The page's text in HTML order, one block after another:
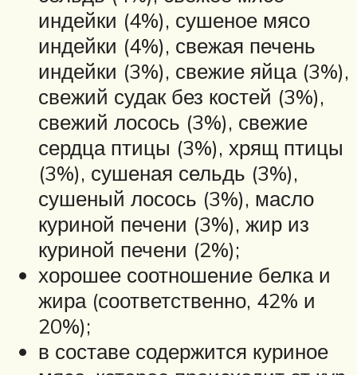
индейки (4%), сушеное мясо
индейки (4%), свежая печень
индейки (3%), свежие яйца (3%),
свежий судак без костей (3%),
свежий лосось (3%), свежие
сердца птицы (3%), хрящ птицы
(3%), сушеная сельдь (3%),
сушеный лосось (3%), масло
куриной печени (3%), жир из
куриной печени (2%);
хорошее соотношение белка и
жира (соответственно, 42% и
20%);
в составе содержится куриное